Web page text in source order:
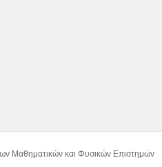
Μαθηματικών και Φυσικών Επιστημών